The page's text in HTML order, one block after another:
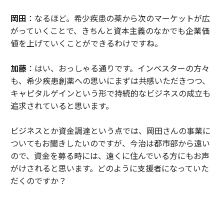
岡田 ：なるほど。希少疾患の薬から次のマーケットが広
がっていくことで、きちんと資本主義のなかでも企業価
値を上げていくことができるわけですね。
加藤：はい、おっしゃる通りです。インベスターの方々
も、希少疾患創薬への思いにまずは共感いただきつつ、
キャピタルゲインという形で持続的なビジネスの成立も
追求されていると思います。
ビジネスとか資金調達という点では、岡田さんの事業に
ついてもお聞きしたいのですが、今治は都市部から遠い
ので、資金を募る時には、遠くに住んでいる方にもお声
がけされると思います。どのように支援者になっていた
だくのですか？